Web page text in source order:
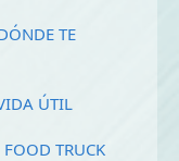
TE
ÚTIL
FOOD TRUCK